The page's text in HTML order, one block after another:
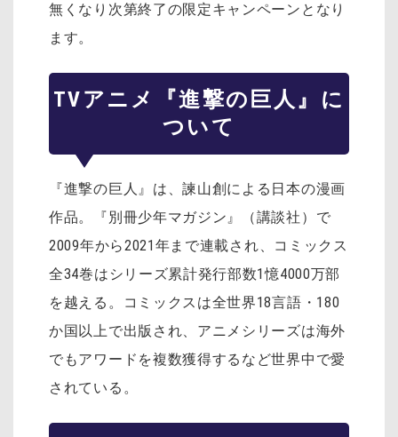
無くなり次第終了の限定キャンペーンとなり
ます。
TVアニメ『進撃の巨人』に
ついて
『進撃の巨人』は、諫山創による日本の漫画
作品。『別冊少年マガジン』（講談社）で
2009年から2021年まで連載され、コミックス
全34巻はシリーズ累計発行部数1憶4000万部
を越える。コミックスは全世界18言語・180
か国以上で出版され、アニメシリーズは海外
でもアワードを複数獲得するなど世界中で愛
されている。